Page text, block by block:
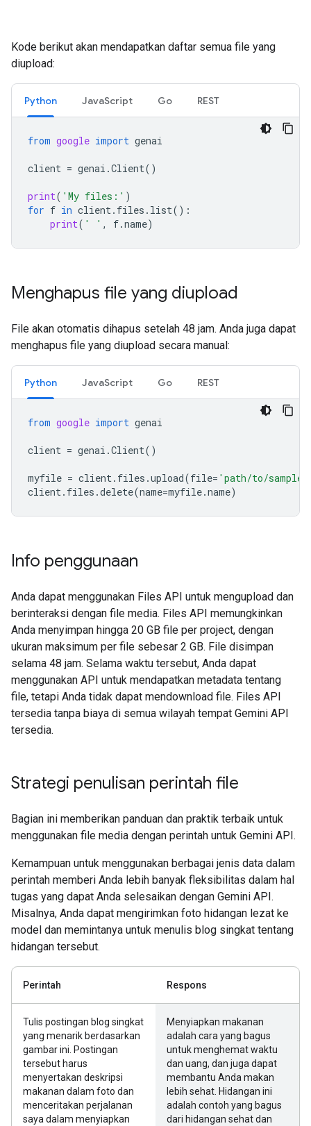
Kode berikut akan mendapatkan daftar semua file yang
diupload:
Python JavaScript Go REST
from google import genai
client = genai .Client()
print( 'My files:' )
for f in client. files . list():
print( ' ' , f.name)
Menghapus file yang diupload
File akan otomatis dihapus setelah 48 jam. Anda juga dapat
menghapus file yang diupload secara manual:
Python JavaScript Go REST
from google import genai
client = genai .Client()
myfile = client. files .upload(file= 'path/to/
client. files .delete(name=myfile.name)
Info penggunaan
Anda dapat menggunakan Files API untuk mengupload dan
berinteraksi dengan file media. Files API memungkinkan
Anda menyimpan hingga 20 GB file per project, dengan
ukuran maksimum per file sebesar 2 GB. File disimpan
selama 48 jam. Selama waktu tersebut, Anda dapat
menggunakan API untuk mendapatkan metadata tentang
file, tetapi Anda tidak dapat mendownload file. Files API
tersedia tanpa biaya di semua wilayah tempat Gemini API
tersedia.
Strategi penulisan perintah file
Bagian ini memberikan panduan dan praktik terbaik untuk
menggunakan file media dengan perintah untuk Gemini API.
Kemampuan untuk menggunakan berbagai jenis data dalam
perintah memberi Anda lebih banyak fleksibilitas dalam hal
tugas yang dapat Anda selesaikan dengan Gemini API.
Misalnya, Anda dapat mengirimkan foto hidangan lezat ke
model dan memintanya untuk menulis blog singkat tentang
hidangan tersebut.
Perintah Respons
Tulis postingan blog singkat
yang menarik berdasarkan
gambar ini. Postingan
tersebut harus
menyertakan deskripsi
makanan dalam foto dan
menceritakan perjalanan
saya dalam menyiapkan
Menyiapkan makanan
adalah cara yang bagus
untuk menghemat waktu
dan uang, dan juga dapat
membantu Anda makan
lebih sehat. Hidangan ini
adalah contoh yang bagus
dari hidangan sehat dan